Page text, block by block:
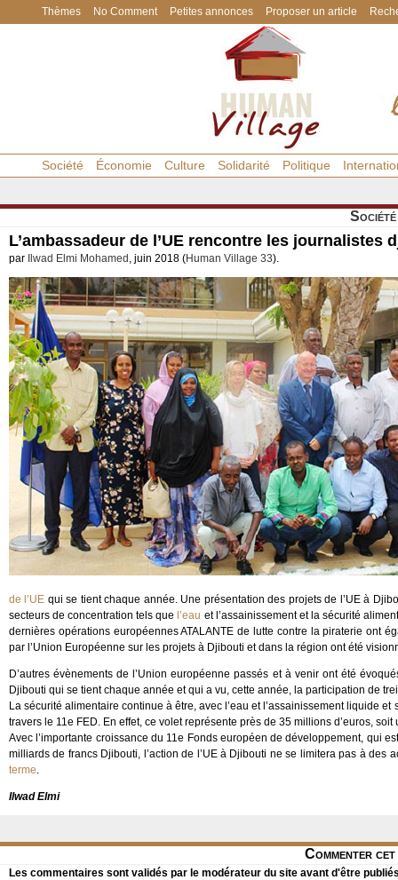
Thèmes No Comment Petites annonces Proposer un article
Société Économie Culture Solidarité Politique
Société
L’ambassadeur de l’UE rencontre les journalistes
par Ilwad Elmi Mohamed , juin 2018 (Human Village 33).
de l’UE qui se tient chaque année. Une présentation des projets de l’UE à
secteurs de concentration tels que l’eau et l’assainissement et la sécurité
dernières opérations européennes ATALANTE de lutte contre la piraterie ont
par l’Union Européenne sur les projets à Djibouti et dans la région ont été
D’autres évènements de l’Union européenne passés et à venir ont été
Djibouti qui se tient chaque année et qui a vu, cette année, la participation de
La sécurité alimentaire continue à être, avec l’eau et l’assainissement liquide et
travers le 11e FED. En effet, ce volet représente près de 35 millions d’euros,
Avec l’importante croissance du 11e Fonds européen de développement, qui
milliards de francs Djibouti, l’action de l’UE à Djibouti ne se limitera pas à des
terme.
Ilwad Elmi
Commenter
Les commentaires sont validés par le modérateur du site avant d'être